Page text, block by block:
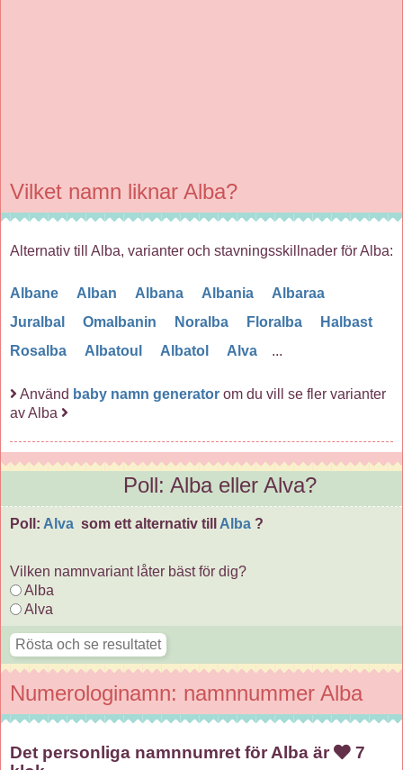
Vilket namn liknar Alba?
Alternativ till Alba, varianter och stavningsskillnader för Alba:
Albane Alban Albana Albania
Albaraa
Juralbal
Omalbanin Noralba Floralba
Halbast
Rosalba
Albatoul Albatol Alva ...
Använd baby namn generator om du vill se fler varianter
av Alba
Poll: Alba eller Alva?
Poll: Alva som ett alternativ till Alba ?
Vilken namnvariant låter bäst för dig?
Alba
Alva
Numerologinamn: namnnummer Alba
Det personliga namnnumret för Alba är
7